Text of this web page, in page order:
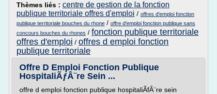
Thèmes liés : centre de gestion de la fonction
publique territoriale offres d'emploi / offres d'emploi fonction
publique territoriale bouches du rhone / offre d'emploi fonction publique sans
concours bouches du rhones / fonction publique territoriale
offres d'emploi / offres d emploi fonction
publique territoriale
Offre D Emploi Fonction Publique
HospitaliÃƒÂ¨re Sein ...
offre d emploi fonction publique hospitaliÃfÂ¨re sein